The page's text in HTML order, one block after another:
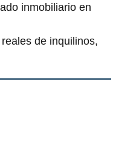
inmobiliario en
de inquilinos,